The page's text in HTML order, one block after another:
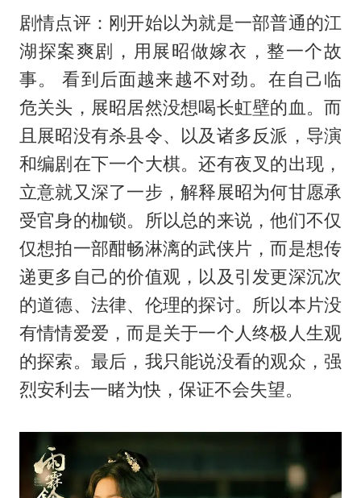
剧情点评：刚开始以为就是一部普通的江
湖探案爽剧，用展昭做嫁衣，整一个故
事。 看到后面越来越不对劲。在自己临
危关头，展昭居然没想喝长虹壁的血。而
且展昭没有杀县令、以及诸多反派，导演
和编剧在下一个大棋。还有夜叉的出现，
立意就又深了一步，解释展昭为何甘愿承
受官身的枷锁。所以总的来说，他们不仅
仅想拍一部酣畅淋漓的武侠片，而是想传
递更多自己的价值观，以及引发更深沉次
的道德、法律、伦理的探讨。所以本片没
有情情爱爱，而是关于一个人终极人生观
的探索。最后，我只能说没看的观众，强
烈安利去一睹为快，保证不会失望。